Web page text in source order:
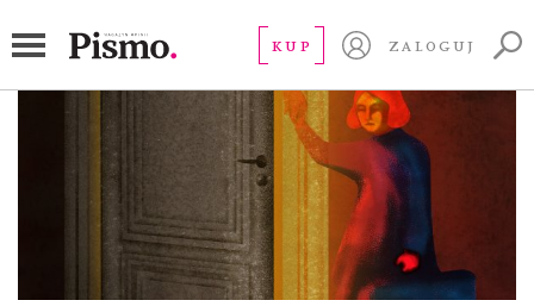
KUP ZALOGUJ
Maria Hawranek